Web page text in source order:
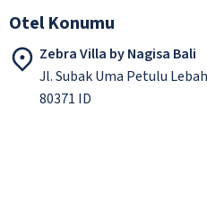
Otel Konumu
Zebra Villa by Nagisa Bali
Jl. Subak Uma Petulu
80371 ID